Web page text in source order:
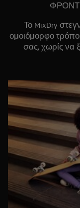
Το MixDry
ομοιόμορφο
σας, χωρίς να
θερμότητα στα
την